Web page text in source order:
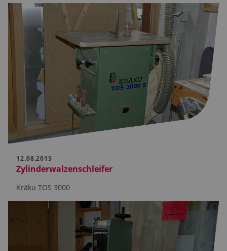
12.08.2015
Zylinderwalzenschleifer
Kräku TOS 3000